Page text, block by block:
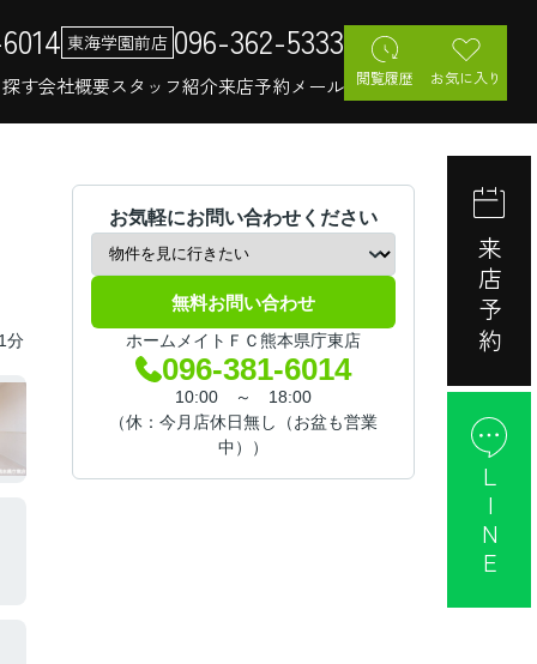
東海学園前店 096-362-5333
す会社概要スタッフ紹介来店予約メール 閲覧履歴 お気に入り
分
お気軽にお問い合わせください
無料お問い合わせ
ホームメイトＦＣ熊本県庁東店
096-381-6014
10:00 ～ 18:00
（休：今月店休日無し（お盆も営業
中））
来店予約
LINE